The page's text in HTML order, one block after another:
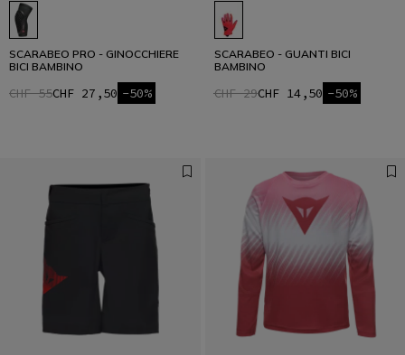
SCARABEO PRO - GINOCCHIERE
BICI BAMBINO
CHF 55CHF 27,50 -50%
SCARABEO - GUANTI BICI
BAMBINO
CHF 29CHF 14,50 -50%